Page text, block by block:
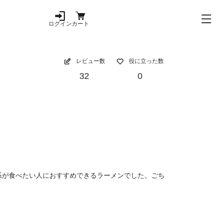
ログインカート
レビュー数
32
役に立った数
0
食べたい人におすすめできるラーメンでした。ごち